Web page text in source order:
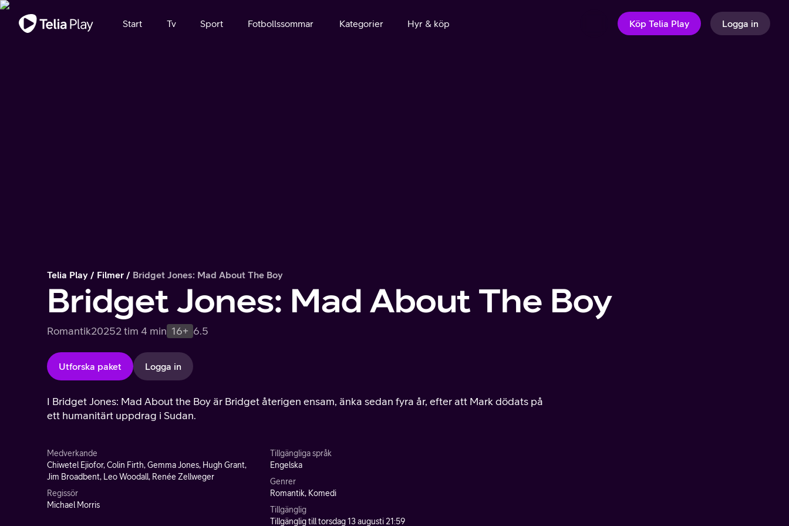
Viktigt meddelande
Start Tv Sport Fotbollssommar Kategorier Hyr & köp Köp Telia Play Logga in
Telia Play Filmer Bridget Jones: Mad About The Boy
Bridget Jones: Mad About The Boy
Romantik20252 tim 4 min 16+ 6.5
Utforska paket Logga in
I Bridget Jones: Mad About the Boy är Bridget återigen ensam, änka sedan fyra år, efter att Mark dödats på
ett humanitärt uppdrag i Sudan.
Medverkande
Chiwetel Ejiofor, Colin Firth, Gemma Jones, Hugh Grant,
Jim Broadbent, Leo Woodall, Renée Zellweger
Regissör
Michael Morris
Tillgängliga språk
Engelska
Genrer
Romantik, Komedi
Tillgänglig
Tillgänglig till torsdag 13 augusti 21:59